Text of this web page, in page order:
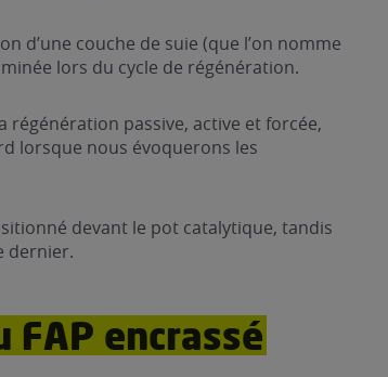
d’une couche de suie (que l’on nomme
lors du cycle de régénération.
régénération passive, active et forcée,
lorsque nous évoquerons les
devant le pot catalytique, tandis
dernier.
encrassé